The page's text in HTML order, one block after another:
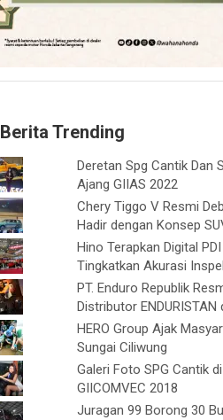
Berita Trending
Deretan Spg Cantik Dan
Ajang GIIAS 2022
Chery Tiggo V Resmi
Hadir dengan Konsep
Hino Terapkan Digital
Tingkatkan Akurasi
PT. Enduro Republik
Distributor ENDURISTAN
HERO Group Ajak
Sungai Ciliwung
Galeri Foto SPG Cantik
GIICOMVEC 2018
Juragan 99 Borong 30